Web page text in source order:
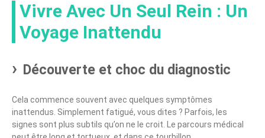
Vivre Avec Un Seul Rein : Un
Voyage Inattendu
Découverte et choc du diagnostic
Cela commence souvent avec quelques symptômes
inattendus. Simplement fatigué, vous dites ? Parfois, les
signes sont plus subtils qu’on ne le croit. Le parcours médical